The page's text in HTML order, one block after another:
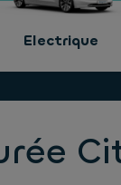
Electrique